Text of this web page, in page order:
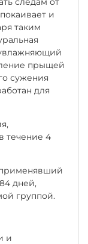
и
таким
прыщей
сужения
для
течение 4
применявший
дней,
группой.
и